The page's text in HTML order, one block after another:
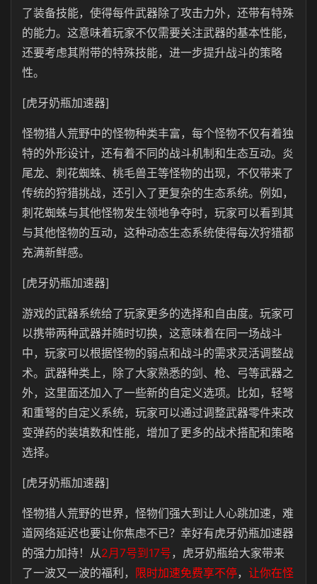
了装备技能，使得每件武器除了攻击力外，还带有特殊
的能力。这意味着玩家不仅需要关注武器的基本性能，
还要考虑其附带的特殊技能，进一步提升战斗的策略
性。
[虎牙奶瓶加速器]
怪物猎人荒野中的怪物种类丰富，每个怪物不仅有着独
特的外形设计，还有着不同的战斗机制和生态互动。炎
尾龙、刺花蜘蛛、桃毛兽王等怪物的出现，不仅带来了
传统的狩猎挑战，还引入了更复杂的生态系统。例如，
刺花蜘蛛与其他怪物发生领地争夺时，玩家可以看到其
与其他怪物的互动，这种动态生态系统使得每次狩猎都
充满新鲜感。
[虎牙奶瓶加速器]
游戏的武器系统给了玩家更多的选择和自由度。玩家可
以携带两种武器并随时切换，这意味着在同一场战斗
中，玩家可以根据怪物的弱点和战斗的需求灵活调整战
术。武器种类上，除了大家熟悉的剑、枪、弓等武器之
外，这里面还加入了一些新的自定义选项。比如，轻弩
和重弩的自定义系统，玩家可以通过调整武器零件来改
变弹药的装填数和性能，增加了更多的战术搭配和策略
选择。
[虎牙奶瓶加速器]
怪物猎人荒野的世界，怪物们强大到让人心跳加速，难
道网络延迟也要让你焦虑不已？幸好有虎牙奶瓶加速器
的强力加持！从2月7号到17号 ，虎牙奶瓶给大家带来
了一波又一波的福利， 限时加速免费享不停， 让你在怪